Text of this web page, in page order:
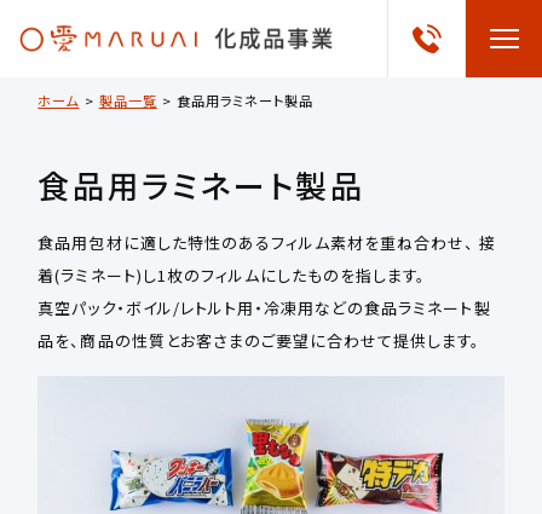
ホーム > 製品一覧 > 食品用ラミネート製品
食品用ラミネート製品
食品用包材に適した特性のあるフィルム素材を重ね合わせ、 接
着(ラミネート)し1枚のフィルムにしたものを指します。
真空パック・ボイル/レトルト用・冷凍用などの食品ラミネート製
品を、商品の性質とお客さまのご要望に合わせて提供します。